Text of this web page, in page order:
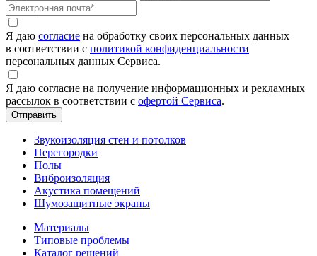
Я даю согласие на обработку своих персональных данных
в соответствии с политикой конфиденциальности
персональных данных Сервиса.
Я даю согласие на получение информационных и рекламных
рассылок в соответствии с офертой Сервиса.
Звукоизоляция стен и потолков
Перегородки
Полы
Виброизоляция
Акустика помещений
Шумозащитные экраны
Материалы
Типовые проблемы
Каталог решений